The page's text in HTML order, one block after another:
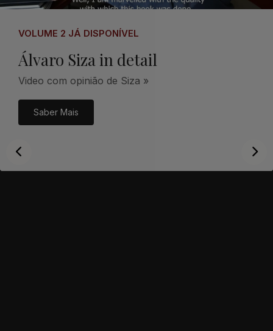
VOLUME 2 JÁ DISPONÍVEL
Álvaro Siza in detail
Video com opinião de Siza »
Saber Mais